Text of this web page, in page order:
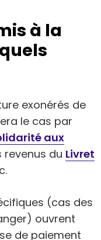
à la
exonérés de
le cas par
aux
revenus du Livret
(cas des
ouvrent
de paiement